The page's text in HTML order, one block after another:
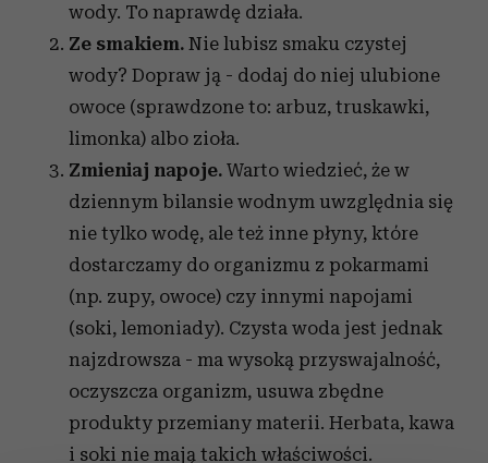
wody. To naprawdę działa.
Ze smakiem. Nie lubisz smaku czystej
wody? Dopraw ją - dodaj do niej ulubione
owoce (sprawdzone to: arbuz, truskawki,
limonka) albo zioła.
Zmieniaj napoje. Warto wiedzieć, że w
dziennym bilansie wodnym uwzględnia się
nie tylko wodę, ale też inne płyny, które
dostarczamy do organizmu z pokarmami
(np. zupy, owoce) czy innymi napojami
(soki, lemoniady). Czysta woda jest jednak
najzdrowsza - ma wysoką przyswajalność,
oczyszcza organizm, usuwa zbędne
produkty przemiany materii. Herbata, kawa
i soki nie mają takich właściwości.